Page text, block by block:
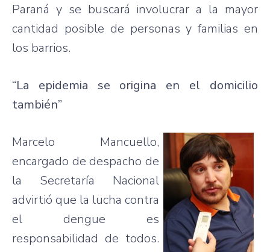
Paraná y se buscará involucrar a la mayor
cantidad posible de personas y familias en
los barrios.
“La epidemia se origina en el domicilio
también”
Marcelo Mancuello,
encargado de despacho de
la Secretaría Nacional
advirtió que la lucha contra
el dengue es
responsabilidad de todos.